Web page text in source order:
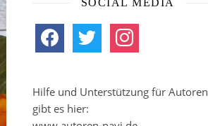
SOCIAL MEDIA
facebook twitter instagram
Hilfe und Unterstützung für Autoren
gibt es hier: